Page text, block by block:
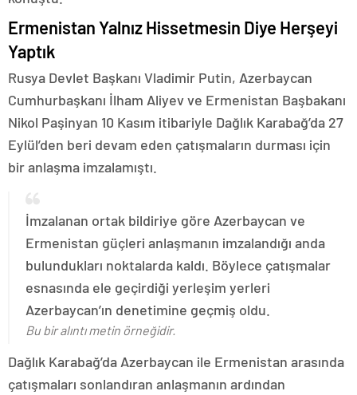
Ermenistan Yalnız Hissetmesin Diye Herşeyi
Yaptık
Rusya Devlet Başkanı Vladimir Putin, Azerbaycan
Cumhurbaşkanı İlham Aliyev ve Ermenistan Başbakanı
Nikol Paşinyan 10 Kasım itibariyle Dağlık Karabağ’da 27
Eylül’den beri devam eden çatışmaların durması için
bir anlaşma imzalamıştı.
İmzalanan ortak bildiriye göre Azerbaycan ve
Ermenistan güçleri anlaşmanın imzalandığı anda
bulundukları noktalarda kaldı. Böylece çatışmalar
esnasında ele geçirdiği yerleşim yerleri
Azerbaycan’ın denetimine geçmiş oldu.
Bu bir alıntı metin örneğidir.
Dağlık Karabağ’da Azerbaycan ile Ermenistan arasında
çatışmaları sonlandıran anlaşmanın ardından